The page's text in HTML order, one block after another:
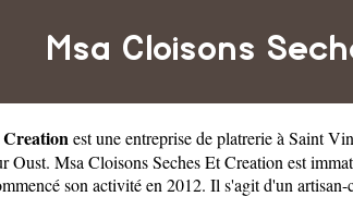
Msa Cloisons
Creation est uneentreprise de platrerie à Saint
Msa Cloisons Seches Et Creation est
son activité en 2012. Il s'agit d'un artisan-